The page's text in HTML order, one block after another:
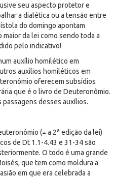
seu aspecto protetor e
a dialética ou a tensão entre
do domingo apontam
da lei como sendo toda a
pelo indicativo!
auxílio homilético em
auxílios homiléticos em
oferecem subsídios
que é o livro de Deuteronômio.
desses auxílios.
(= a 2a edição da lei)
de Dt 1.1-4.43 e 31-34 são
O todo é uma grande
que tem como moldura a
em que era celebrada a